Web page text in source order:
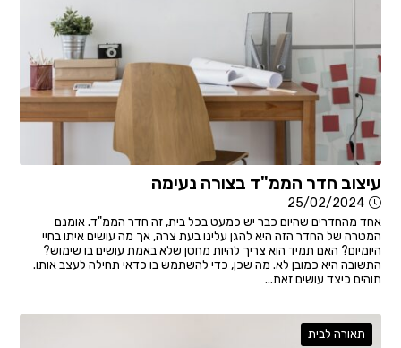
עיצוב חדר הממ"ד בצורה נעימה
25/02/2024
אחד מהחדרים שהיום כבר יש כמעט בכל בית, זה חדר הממ"ד. אומנם
המטרה של החדר הזה היא להגן עלינו בעת צרה, אך מה עושים איתו בחיי
היומיום? האם תמיד הוא צריך להיות מחסן שלא באמת עושים בו שימוש?
התשובה היא כמובן לא. מה שכן, כדי להשתמש בו כדאי תחילה לעצב אותו.
תוהים כיצד עושים זאת...
תאורה לבית